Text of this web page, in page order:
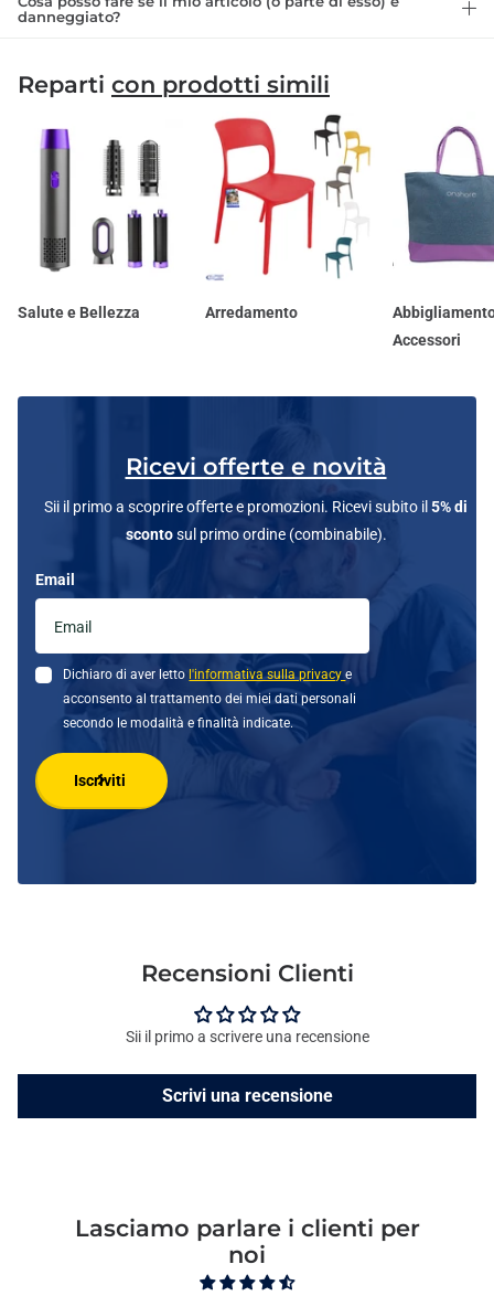
danneggiato?
Reparti con prodotti simili
Salute e Bellezza Arredamento
Accessori
Ricevi offerte e novità
Sii il primo a scoprire offerte e promozioni. Ricevi subito il 5% di
scontosul primo ordine (combinabile).
Email
Dichiaro di aver letto l'informativa sulla privacye
acconsento al trattamento dei miei dati personali
secondo le modalità e finalità indicate.
Iscriviti
Recensioni Clienti
Sii il primo a scrivere una recensione
Scrivi una recensione
Lasciamo parlare i clienti per
noi